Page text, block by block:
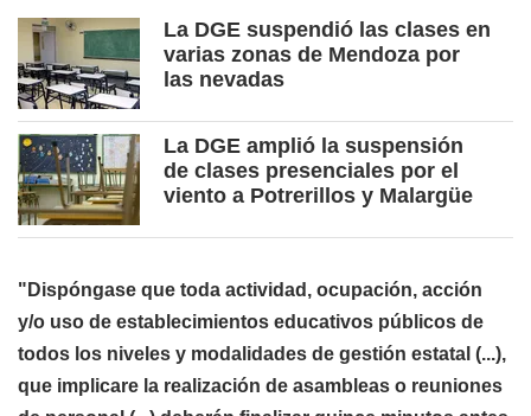
La DGE suspendió las clases en
varias zonas de Mendoza por
las nevadas
La DGE amplió la suspensión
de clases presenciales por el
viento a Potrerillos y Malargüe
"Dispóngase que toda actividad, ocupación, acción
y/o uso de establecimientos educativos públicos de
todos los niveles y modalidades de gestión estatal (...),
que implicare la realización de asambleas o reuniones